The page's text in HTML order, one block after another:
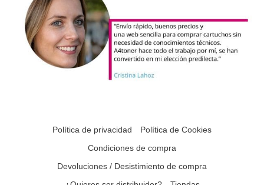
Política de privacidad
Política de Cookies
Condiciones de compra
Devoluciones / Desistimiento de compra